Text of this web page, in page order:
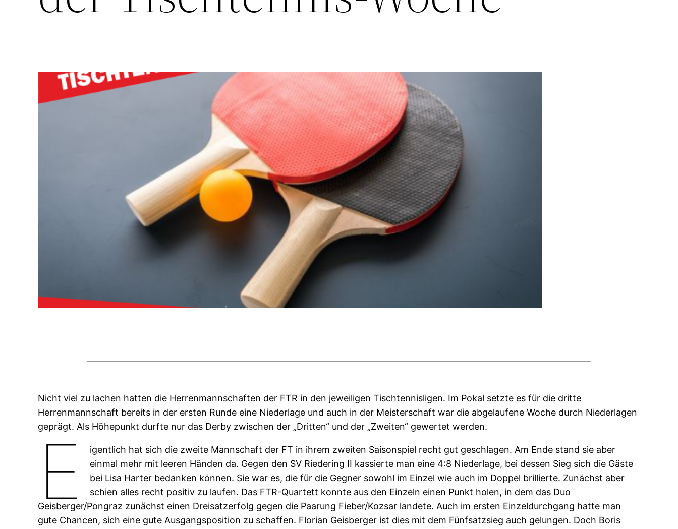
Nicht viel zu lachen hatten die Herrenmannschaften der FTR in den jeweiligen Tischtennisligen. Im Pokal setzte es für die dritte
Herrenmannschaft bereits in der ersten Runde eine Niederlage und auch in der Meisterschaft war die abgelaufene Woche durch Niederlagen
geprägt. Als Höhepunkt durfte nur das Derby zwischen der „Dritten“ und der „Zweiten“ gewertet werden.
E
igentlich hat sich die zweite Mannschaft der FT in ihrem zweiten Saisonspiel recht gut geschlagen. Am Ende stand sie aber
einmal mehr mit leeren Händen da. Gegen den SV Riedering II kassierte man eine 4:8 Niederlage, bei dessen Sieg sich die Gäste
bei Lisa Harter bedanken können. Sie war es, die für die Gegner sowohl im Einzel wie auch im Doppel brillierte. Zunächst aber
schien alles recht positiv zu laufen. Das FTR-Quartett konnte aus den Einzeln einen Punkt holen, in dem das Duo
Geisberger/Pongraz zunächst einen Dreisatzerfolg gegen die Paarung Fieber/Kozsar landete. Auch im ersten Einzeldurchgang hatte man
gute Chancen, sich eine gute Ausgangsposition zu schaffen. Florian Geisberger ist dies mit dem Fünfsatzsieg auch gelungen. Doch Boris